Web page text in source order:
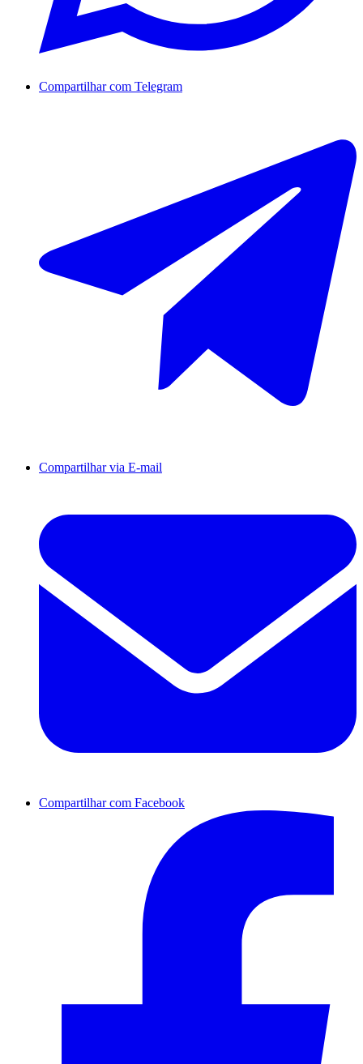
Compartilhar com Telegram
Compartilhar via E-mail
Compartilhar com Facebook